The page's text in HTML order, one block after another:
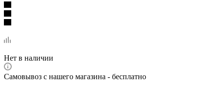
Нет в наличии
Самовывоз с нашего магазина - бесплатно